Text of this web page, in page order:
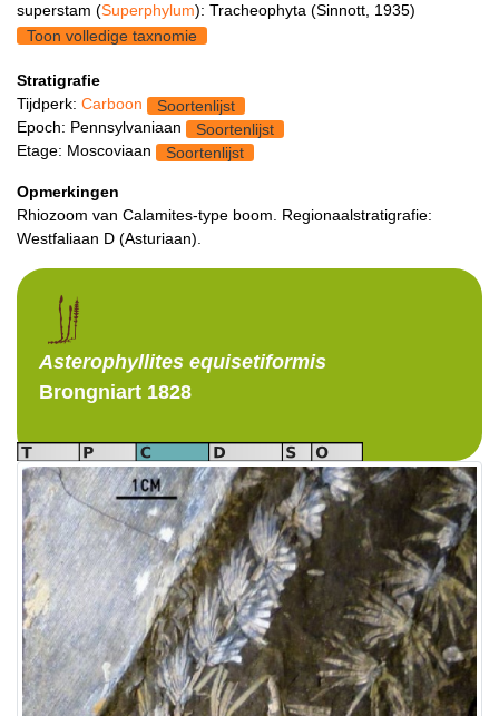
superstam (Superphylum): Tracheophyta (Sinnott, 1935)
Toon volledige taxnomie
Stratigrafie
Tijdperk: Carboon
Soortenlijst
Epoch: Pennsylvaniaan
Soortenlijst
Etage: Moscoviaan
Soortenlijst
Opmerkingen
Rhiozoom van Calamites-type boom. Regionaalstratigrafie:
Westfaliaan D (Asturiaan).
Asterophyllites equisetiformis
Brongniart 1828